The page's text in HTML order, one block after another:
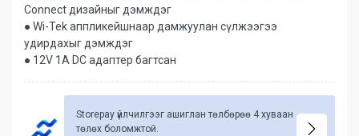
Connect дизайныг дэмждэг
● Wi-Tek аппликейшнаар дамжуулан сүлжээгээ
удирдахыг дэмждэг
● 12V 1A DC адаптер багтсан
Storepay үйлчилгээг ашиглан төлбөрөө 4 хуваан
төлөх боломжтой.